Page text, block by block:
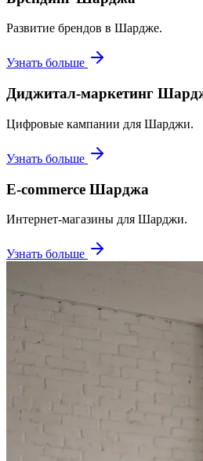
Развитие брендов в Шардже.
Узнать больше
Диджитал-маркетинг
Цифровые кампании для Шарджи.
Узнать больше
E-commerce Шарджа
Интернет-магазины для Шарджи.
Узнать больше